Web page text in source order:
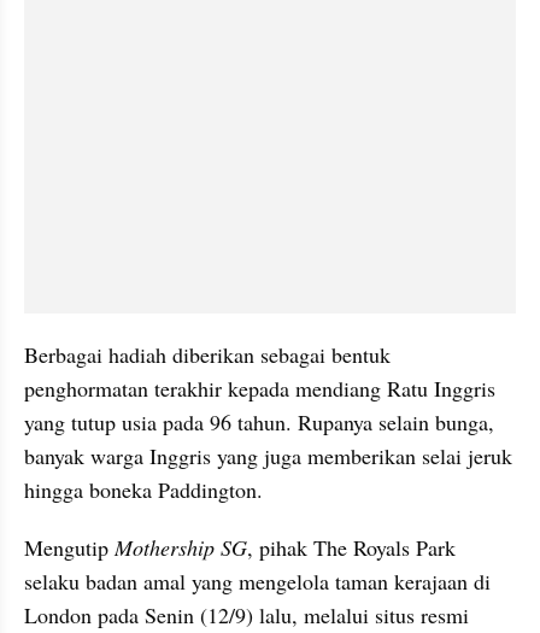
Berbagai hadiah diberikan sebagai bentuk
penghormatan terakhir kepada mendiang Ratu Inggris
yang tutup usia pada 96 tahun. Rupanya selain bunga,
banyak warga Inggris yang juga memberikan selai jeruk
hingga boneka Paddington.
Mengutip Mothership SG, pihak The Royals Park
selaku badan amal yang mengelola taman kerajaan di
London pada Senin (12/9) lalu, melalui situs resmi